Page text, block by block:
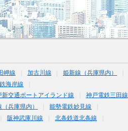
岬線 加古川線
姫新線（兵庫県内）
海岸線
新交通ポートアイランド線
神戸電鉄三田線
兵庫県内）
能勢電鉄妙見線
阪神武庫川線
北条鉄道北条線